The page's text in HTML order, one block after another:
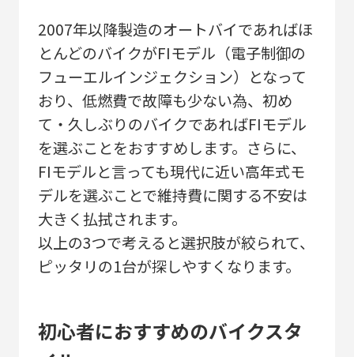
2007年以降製造のオートバイであればほ
とんどのバイクがFIモデル（電子制御の
フューエルインジェクション）となって
おり、低燃費で故障も少ない為、初め
て・久しぶりのバイクであればFIモデル
を選ぶことをおすすめします。さらに、
FIモデルと言っても現代に近い高年式モ
デルを選ぶことで維持費に関する不安は
大きく払拭されます。
以上の3つで考えると選択肢が絞られて、
ピッタリの1台が探しやすくなります。
初心者におすすめのバイクスタ